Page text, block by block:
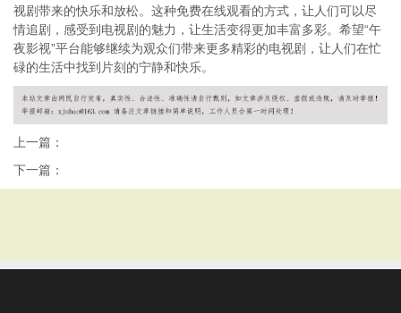
视剧带来的快乐和放松。这种免费在线观看的方式，让人们可以尽
情追剧，感受到电视剧的魅力，让生活变得更加丰富多彩。希望“午
夜影视”平台能够继续为观众们带来更多精彩的电视剧，让人们在忙
碌的生活中找到片刻的宁静和快乐。
上一篇：
下一篇：